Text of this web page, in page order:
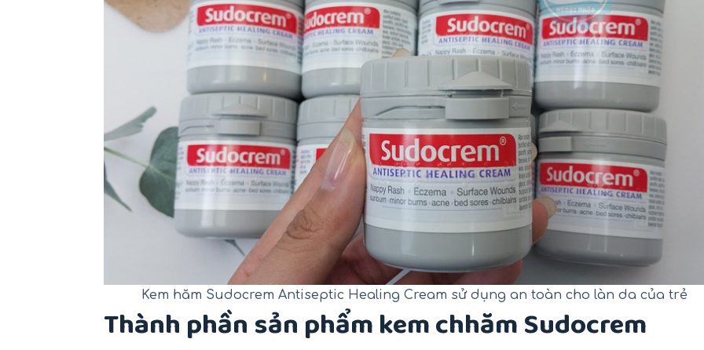
Kem hăm Sudocrem Antiseptic Healing Cream sử dụng an toàn cho làn da của trẻ
Thành phần sản phẩm kem chhăm Sudocrem